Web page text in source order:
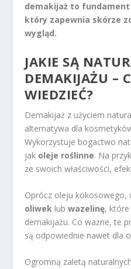
demakijaż to
który zapewnia skórze
wygląd.
JAKIE SĄ
DEMAKIJAŻU –
WIEDZIEĆ?
Demakijaż z użyciem
alternatywa dla
Wykorzystuje bogactwo
jak oleje roślinne. Na
ze swoich właściwości,
Oprócz oleju kokosowego,
oliwek lubwazelinę,
demakijażu. Co ważne, te
są odpowiednie nawet dla
Ogromną zaletą